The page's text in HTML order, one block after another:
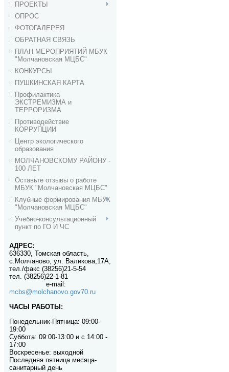
ПРОЕКТЫ
ОПРОС
ФОТОГАЛЕРЕЯ
ОБРАТНАЯ СВЯЗЬ
ПЛАН МЕРОПРИЯТИЙ МБУК
"Молчановская МЦБС"
КОНКУРСЫ
ПУШКИНСКАЯ КАРТА
Профилактика
ЭКСТРЕМИЗМА и
ТЕРРОРИЗМА
Противодействие
КОРРУПЦИИ
Центр экологического
образования
МОЛЧАНОВСКОМУ РАЙОНУ -
100 ЛЕТ
Оставьте отзывы о работе
МБУК "Молчановская МЦБС"
Клубные формирования МБУК
"Молчановская МЦБС"
Учебно-консультационный
пункт по ГО И ЧС
АДРЕС:
636330, Томская область,
с.Молчаново, ул. Валикова,17А,
тел./факс (38256)21-5-54
тел. (38256)22-1-81
e-mail :
mcbs@molchanovo.gov70.ru
ЧАСЫ РАБОТЫ:
Понедельник-Пятница: 09:00-
19:00
Суббота: 09:00-13:00 и с 14:00 -
17:00
Воскресенье: выходной
Последняя пятница месяца-
санитарный день